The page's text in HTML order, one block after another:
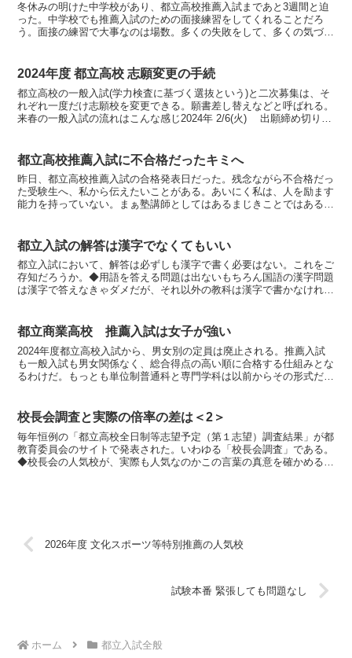
冬休みの明けた中学校があり、都立高校推薦入試まであと3週間と迫
った。中学校でも推薦入試のための面接練習をしてくれることだろ
う。面接の練習で大事なのは場数。多くの失敗をして、多くの気づき
2024年度 都立高校 志願変更の手続
都立高校の一般入試(学力検査に基づく選抜という)と二次募集は、そ
れぞれ一度だけ志願校を変更できる。願書差し替えなどと呼ばれる。
来春の一般入試の流れはこんな感じ2024年 2/6(火) 出願締め切り
都立高校推薦入試に不合格だったキミへ
昨日、都立高校推薦入試の合格発表日だった。残念ながら不合格だっ
た受験生へ、私から伝えたいことがある。あいにく私は、人を励ます
能力を持っていない。まぁ塾講師としてはあるまじきことではある
都立入試の解答は漢字でなくてもいい
都立入試において、解答は必ずしも漢字で書く必要はない。これをご
存知だろうか。◆用語を答える問題は出ないもちろん国語の漢字問題
は漢字で答えなきゃダメだが、それ以外の教科は漢字で書かなければ
都立商業高校 推薦入試は女子が強い
2024年度都立高校入試から、男女別の定員は廃止される。推薦入試
も一般入試も男女関係なく、総合得点の高い順に合格する仕組みとな
るわけだ。もっとも単位制普通科と専門学科は以前からその形式だっ
校長会調査と実際の倍率の差は＜2＞
毎年恒例の「都立高校全日制等志望予定（第１志望）調査結果」が都
教育委員会のサイトで発表された。いわゆる「校長会調査」である。
◆校長会の人気校が、実際も人気なのかこの言葉の真意を確かめるべ
2026年度 文化スポーツ等特別推薦の人気校
試験本番 緊張しても問題なし
ホーム 都立入試全般